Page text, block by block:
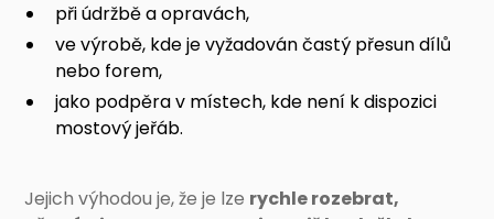
při údržbě a opravách,
ve výrobě, kde je vyžadován častý přesun dílů
nebo forem,
jako podpěra v místech, kde není k dispozici
mostový jeřáb.
Jejich výhodou je, že je lze rychle rozebrat,